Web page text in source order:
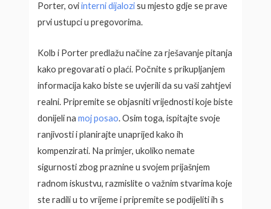
Porter, oviinterni dijalozisu mjesto gdje se prave
prvi ustupci u pregovorima.
Kolb i Porter predlažu načine za rješavanje pitanja
kako pregovarati o plaći. Počnite s prikupljanjem
informacija kako biste se uvjerili da su vaši zahtjevi
realni. Pripremite se objasniti vrijednosti koje biste
donijeli namoj posao. Osim toga, ispitajte svoje
ranjivosti i planirajte unaprijed kako ih
kompenzirati. Na primjer, ukoliko nemate
sigurnosti zbog praznine u svojem prijašnjem
radnom iskustvu, razmislite o važnim stvarima koje
ste radili u to vrijeme i pripremite se podijeliti ih s